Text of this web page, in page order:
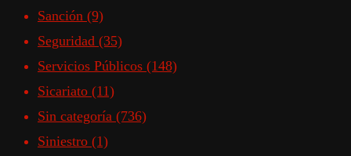
Sanción (9)
Seguridad (35)
Servicios Públicos (148)
Sicariato (11)
Sin categoría (736)
Siniestro (1)